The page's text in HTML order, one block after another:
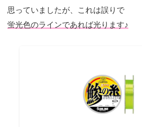
思っていましたが、これは誤りで
蛍光色のラインであれば光ります♪